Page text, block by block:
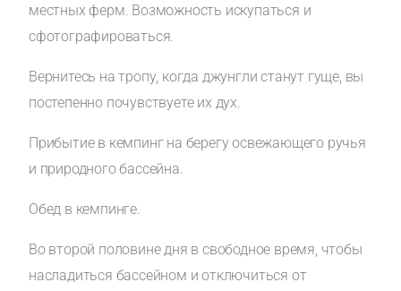
местных ферм. Возможность искупаться и
сфотографироваться.
Вернитесь на тропу, когда джунгли станут гуще, вы
постепенно почувствуете их дух.
Прибытие в кемпинг на берегу освежающего ручья
и природного бассейна.
Обед в кемпинге.
Во второй половине дня в свободное время, чтобы
насладиться бассейном и отключиться от